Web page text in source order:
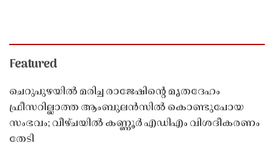
Featured
ചെറുപുഴയിൽ മരിച്ച രാജേഷിൻ്റെ മൃതദേഹം
ഫ്രീസറില്ലാത്ത ആംബുലൻസിൽ കൊണ്ടുപോയ
സംഭവം; വീഴ്ചയിൽ കണ്ണൂർ എഡിഎം വിശദീകരണം
തേടി